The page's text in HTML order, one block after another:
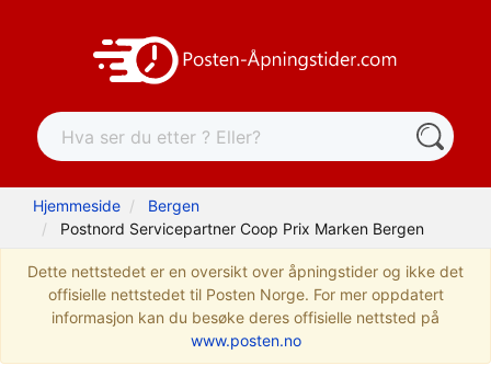
Hjemmeside
Bergen
Postnord Servicepartner Coop Prix Marken Bergen
Dette nettstedet er en oversikt over åpningstider og ikke det
offisielle nettstedet til Posten Norge. For mer oppdatert
informasjon kan du besøke deres offisielle nettsted på
www.posten.no